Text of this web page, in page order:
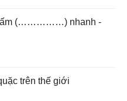
(……………) nhanh -
trên thế giới